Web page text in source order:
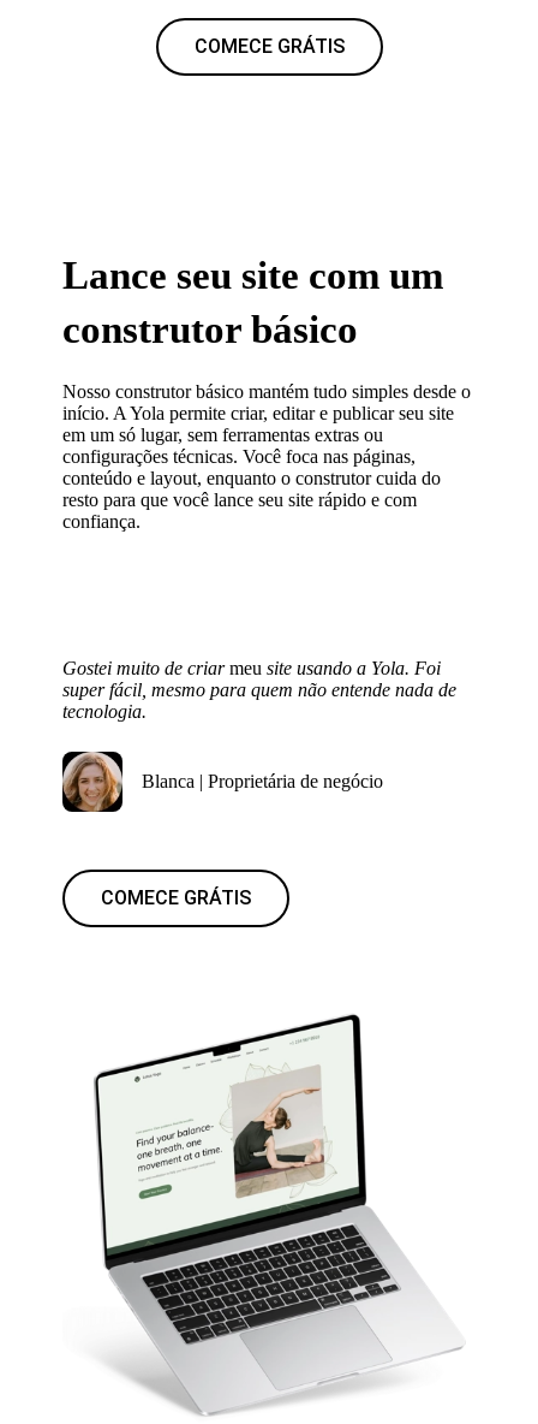
COMECE GRÁTIS
Lance seu site com um
construtor básico
Nosso construtor básico mantém tudo simples desde o
início. A Yola permite criar, editar e publicar seu site
em um só lugar, sem ferramentas extras ou
configurações técnicas. Você foca nas páginas,
conteúdo e layout, enquanto o construtor cuida do
resto para que você lance seu site rápido e com
confiança.
Gostei muito de criarmeu site usando a Yola. Foi
super fácil, mesmo para quem não entende nada de
tecnologia.
Blanca | Proprietária de negócio
COMECE GRÁTIS